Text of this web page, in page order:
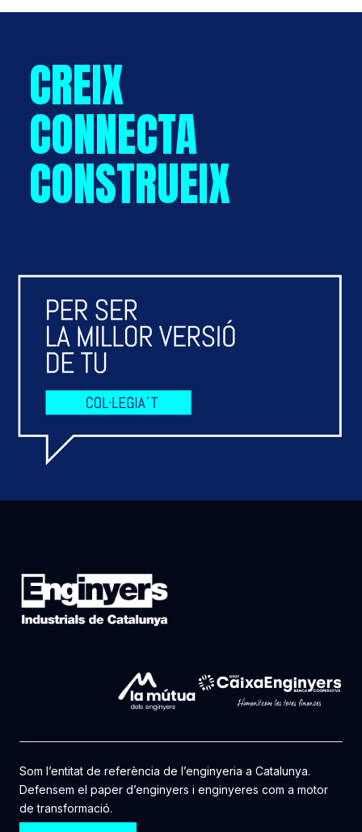
CREIX
CONNECTA
CONSTRUEIX
Som l’entitat de referència de l’enginyeria a Catalunya.
Defensem el paper d’enginyers i enginyeres com a motor
de transformació.